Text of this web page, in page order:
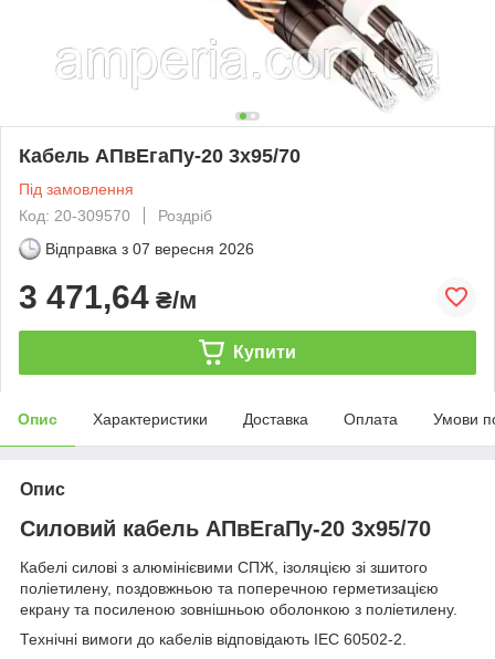
Кабель АПвЕгаПу‑20 3х95/70
Під замовлення
Код: 20-309570
Роздріб
Відправка з 07 вересня 2026
3 471,64 ₴/м
Купити
Опис Характеристики Доставка Оплата Умови
Опис
Силовий кабель АПвЕгаПу-20 3х95/70
Кабелі силові з алюмінієвими СПЖ, ізоляцією зі зшитого
поліетилену, поздовжньою та поперечною герметизацією
екрану та посиленою зовнішньою оболонкою з поліетилену.
Технічні вимоги до кабелів відповідають IEC 60502-2.